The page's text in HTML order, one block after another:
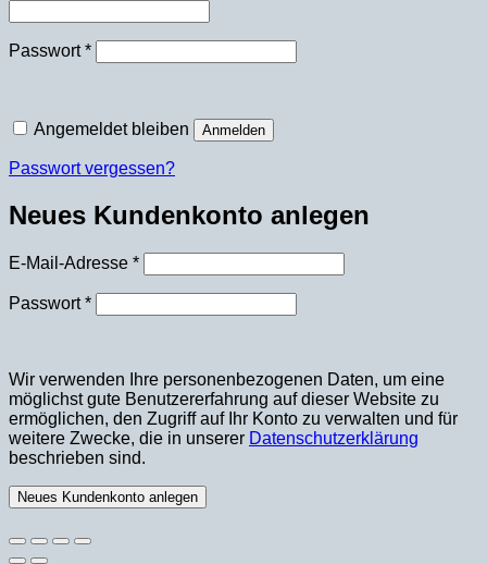
Passwort*Erforderlich
Angemeldet bleiben Anmelden
Passwort vergessen?
Neues Kundenkonto anlegen
E-Mail-Adresse *Erforderlich
Passwort*Erforderlich
Wir verwenden Ihre personenbezogenen Daten, um eine
möglichst gute Benutzererfahrung auf dieser Website zu
ermöglichen, den Zugriff auf Ihr Konto zu verwalten und für
weitere Zwecke, die in unserer Datenschutzerklärung
beschrieben sind.
Neues Kundenkonto anlegen